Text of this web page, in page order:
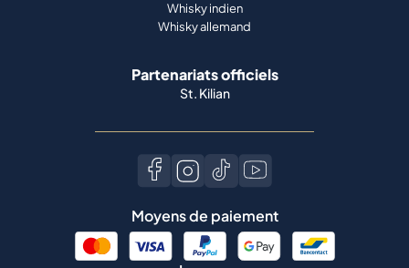
Whisky indien
Whisky allemand
Partenariats officiels
St. Kilian
Moyens de paiement